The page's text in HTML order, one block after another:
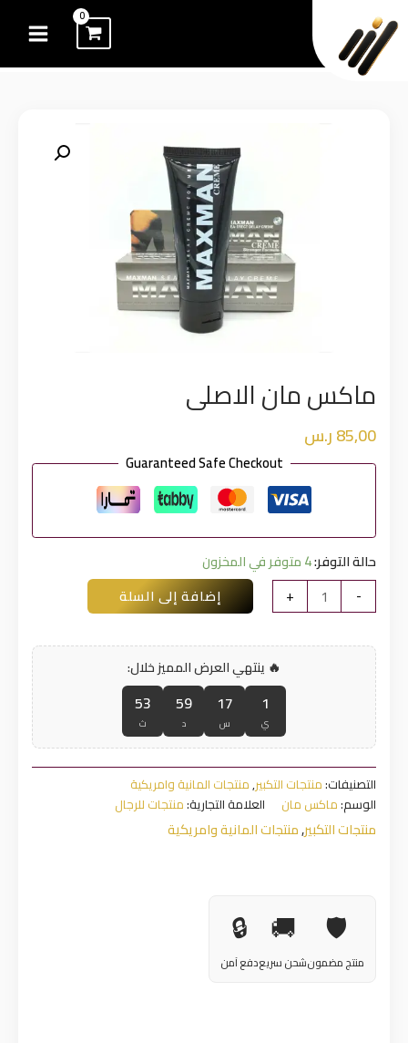
إلى
المحتوى
ماكس مان الاصلى
85,00ر.س
Guaranteed Safe Checkout
حالة التوفر:4 متوفر في المخزون
-كمية
ماكس
الاصلى
+ إضافة إلى السلة
🔥 ينتهي العرض المميز خلال:
1
ي
17
س
59
د
53
ث
التصنيفات:منتجات التكبير,منتجات المانية وامريكية
الوسم:ماكس مان العلامة التجارية:منتجات للرجال
منتجات التكبير,منتجات المانية وامريكية
🛡️
منتج مضمون
🚚
شحن سريع
🔒
دفع آمن